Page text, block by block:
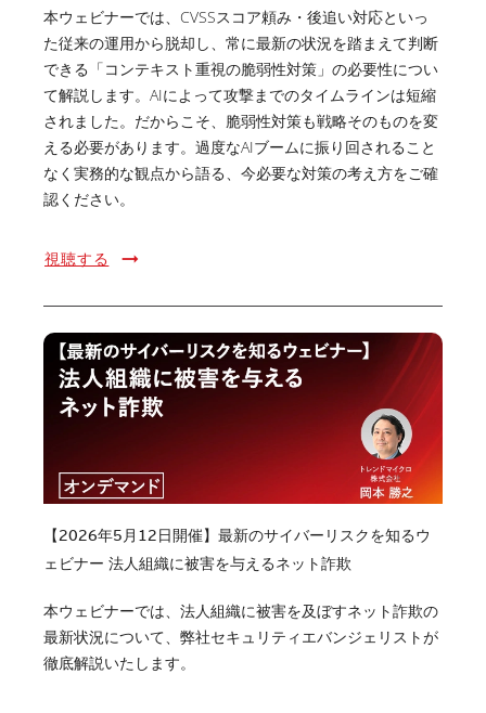
本ウェビナーでは、CVSSスコア頼み・後追い対応といっ
た従来の運用から脱却し、常に最新の状況を踏まえて判断
できる「コンテキスト重視の脆弱性対策」の必要性につい
て解説します。AIによって攻撃までのタイムラインは短縮
されました。だからこそ、脆弱性対策も戦略そのものを変
える必要があります。過度なAIブームに振り回されること
なく実務的な観点から語る、今必要な対策の考え方をご確
認ください。
視聴する
【2026年5月12日開催】最新のサイバーリスクを知るウ
ェビナー 法人組織に被害を与えるネット詐欺
本ウェビナーでは、法人組織に被害を及ぼすネット詐欺の
最新状況について、弊社セキュリティエバンジェリストが
徹底解説いたします。